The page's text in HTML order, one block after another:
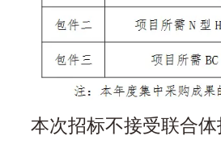
本次招标不接受联合体